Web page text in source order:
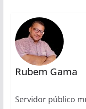
Rubem Gama
Servidor público